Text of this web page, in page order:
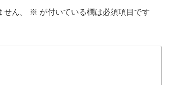
ん。 ※ が付いている欄は必須項目です